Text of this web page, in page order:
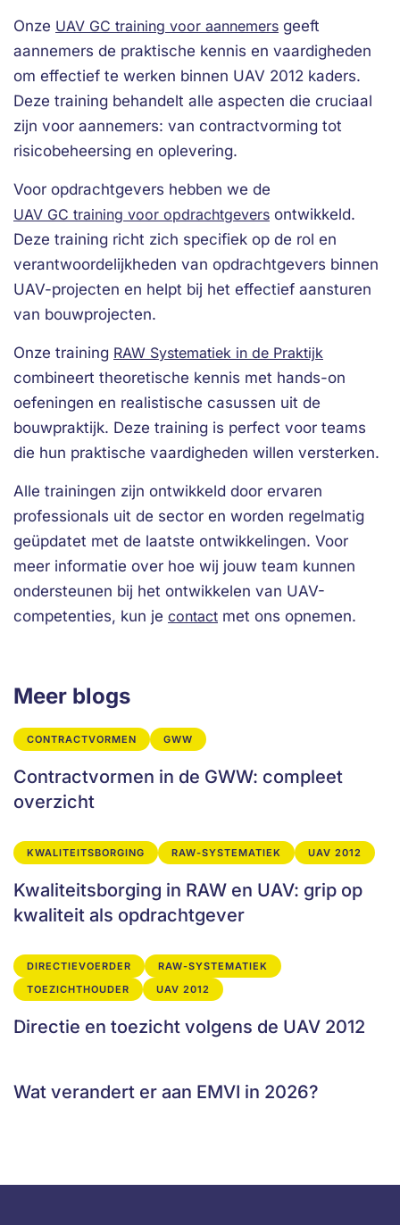
Onze UAV GC training voor aannemers geeft
aannemers de praktische kennis en vaardigheden
om effectief te werken binnen UAV 2012 kaders.
Deze training behandelt alle aspecten die cruciaal
zijn voor aannemers: van contractvorming tot
risicobeheersing en oplevering.
Voor opdrachtgevers hebben we de
UAV GC training voor opdrachtgevers ontwikkeld.
Deze training richt zich specifiek op de rol en
verantwoordelijkheden van opdrachtgevers binnen
UAV-projecten en helpt bij het effectief aansturen
van bouwprojecten.
Onze training RAW Systematiek in de Praktijk
combineert theoretische kennis met hands-on
oefeningen en realistische casussen uit de
bouwpraktijk. Deze training is perfect voor teams
die hun praktische vaardigheden willen versterken.
Alle trainingen zijn ontwikkeld door ervaren
professionals uit de sector en worden regelmatig
geüpdatet met de laatste ontwikkelingen. Voor
meer informatie over hoe wij jouw team kunnen
ondersteunen bij het ontwikkelen van UAV-
competenties, kun je contact met ons opnemen.
Meer blogs
CONTRACTVORMEN GWW
Contractvormen in de GWW: compleet
overzicht
KWALITEITSBORGING RAW-SYSTEMATIEK UAV 2012
Kwaliteitsborging in RAW en UAV: grip op
kwaliteit als opdrachtgever
DIRECTIEVOERDER
RAW-SYSTEMATIEK
TOEZICHTHOUDER
UAV 2012
Directie en toezicht volgens de UAV 2012
Wat verandert er aan EMVI in 2026?